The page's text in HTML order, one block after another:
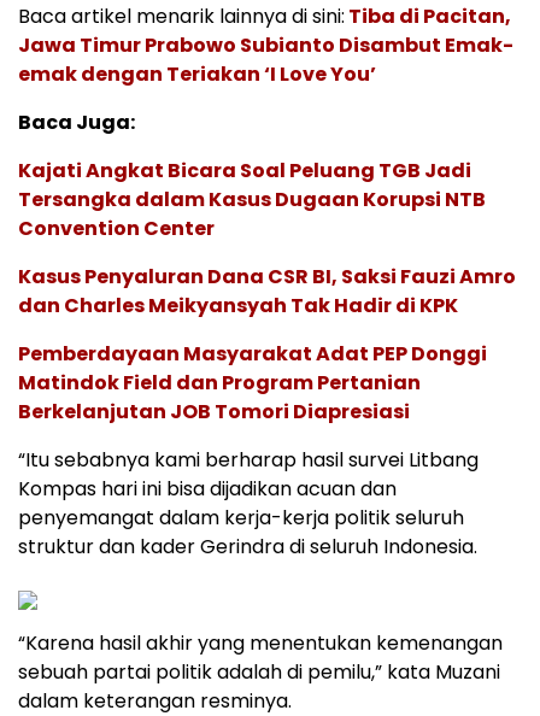
Baca artikel menarik lainnya di sini: Tiba di Pacitan,
Jawa Timur Prabowo Subianto Disambut Emak-
emak dengan Teriakan ‘I Love You’
Baca Juga:
Kajati Angkat Bicara Soal Peluang TGB Jadi
Tersangka dalam Kasus Dugaan Korupsi NTB
Convention Center
Kasus Penyaluran Dana CSR BI, Saksi Fauzi Amro
dan Charles Meikyansyah Tak Hadir di KPK
Pemberdayaan Masyarakat Adat PEP Donggi
Matindok Field dan Program Pertanian
Berkelanjutan JOB Tomori Diapresiasi
“Itu sebabnya kami berharap hasil survei Litbang
Kompas hari ini bisa dijadikan acuan dan
penyemangat dalam kerja-kerja politik seluruh
struktur dan kader Gerindra di seluruh Indonesia.
“Karena hasil akhir yang menentukan kemenangan
sebuah partai politik adalah di pemilu,” kata Muzani
dalam keterangan resminya.